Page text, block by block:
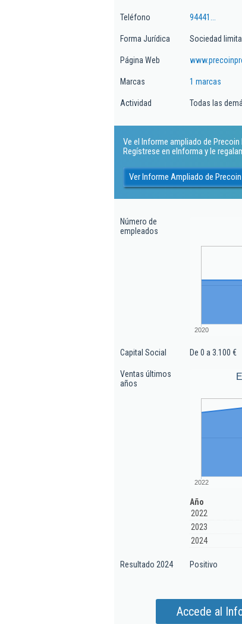
Teléfono 94441...
Forma Jurídica Sociedad
Página Web
Marcas 1 marcas
Actividad Todas las
Ve el Informe ampliado de Precoin
Regístrese en eInforma y le
Ver Informe Ampliado de
Número de
empleados
2020
Capital Social De 0 a 3.100 €
Ventas últimos
años
2022
Año
2022
2023
2024
Resultado 2024 Positivo
Accede al